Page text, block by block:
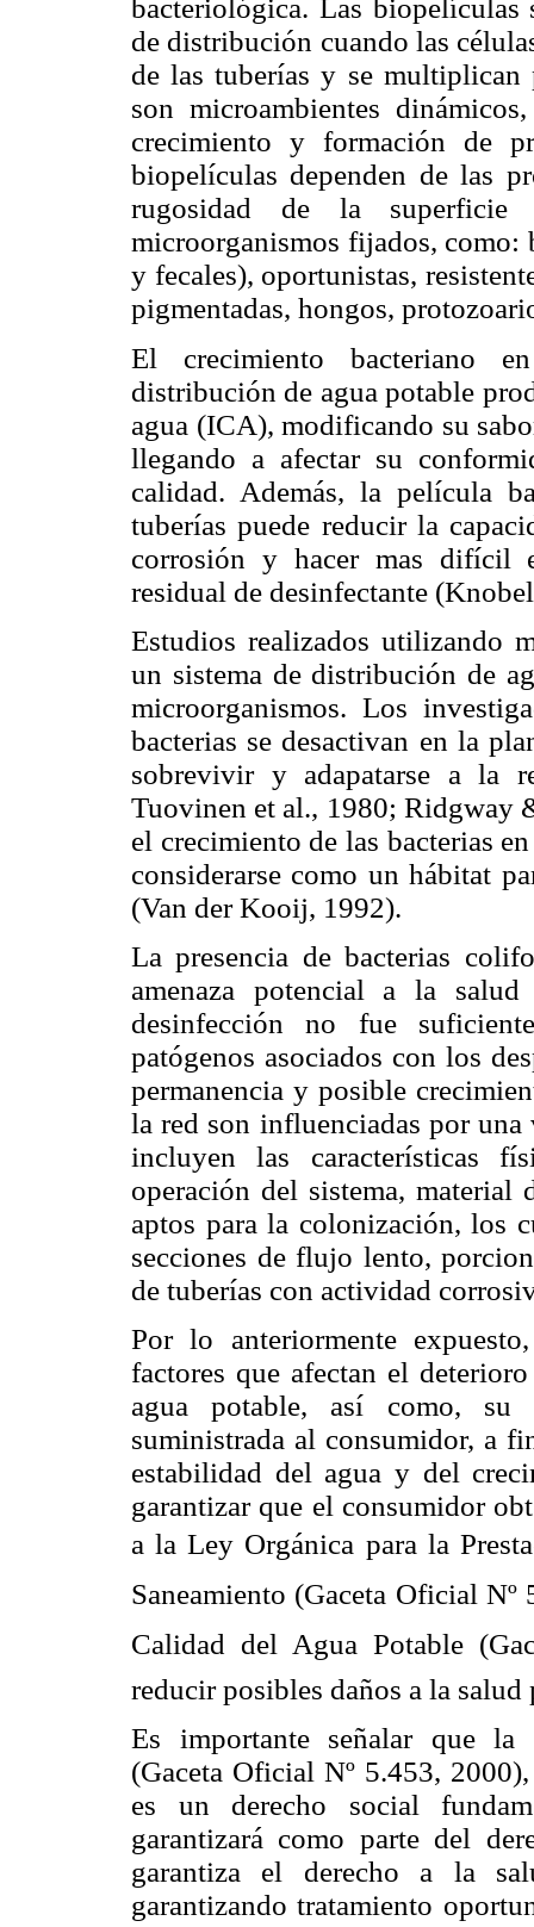
bacteriológica. Las biopelículas
de distribución cuando las
de las tuberías y se multiplican
son microambientes
crecimiento y formación de
biopelículas dependen de las
rugosidad de la
microorganismos fijados, como:
y fecales), oportunistas,
pigmentadas, hongos,
El crecimiento bacteriano
distribución de agua potable
agua (ICA), modificando su
llegando a afectar su
calidad. Además, la película
tuberías puede reducir la
corrosión y hacer mas difícil
residual de desinfectante
Estudios realizados utilizando
un sistema de distribución de
microorganismos. Los
bacterias se desactivan en la
sobrevivir y adapatarse a la
Tuovinen et al., 1980; Ridgway
el crecimiento de las bacterias
considerarse como un hábitat
(Van der Kooij, 1992).
La presencia de bacterias
amenaza potencial a la
desinfección no fue
patógenos asociados con los
permanencia y posible
la red son influenciadas por una
incluyen las características
operación del sistema,
aptos para la colonización, los
secciones de flujo lento,
de tuberías con actividad
Por lo anteriormente
factores que afectan el
agua potable, así como,
suministrada al consumidor, a
estabilidad del agua y del
garantizar que el consumidor
a la Ley Orgánica para la
Saneamiento (Gaceta Oficial
Calidad del Agua Potable
reducir posibles daños a la salud
Es importante señalar que la
(Gaceta Oficial Nº 5.453,
es un derecho social
garantizará como parte del
garantiza el derecho a la
garantizando tratamiento